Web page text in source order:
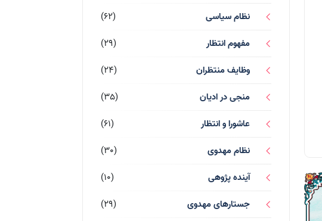
نظام سیاسی
(62)
مفهوم انتظار
(29)
وظایف منتظران
(24)
منجی در ادیان
(35)
عاشورا و انتظار
(61)
نظام مهدوی
(30)
آینده پژوهی
(10)
جستارهای مهدوی
(29)